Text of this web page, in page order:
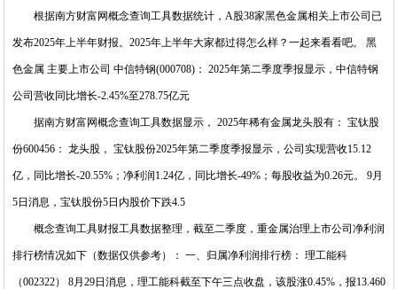
根据南方财富网概念查询工具数据统计，A股38家黑色金属相关上市公司已
发布2025年上半年财报。2025年上半年大家都过得怎么样？一起来看看吧。 黑
色金属 主要上市公司 中信特钢(000708)： 2025年第二季度季报显示，中信特钢
公司营收同比增长-2.45%至278.75亿元
据南方财富网概念查询工具数据显示， 2025年稀有金属龙头股有： 宝钛股
份600456： 龙头股， 宝钛股份2025年第二季度季报显示，公司实现营收15.12
亿，同比增长-20.55%；净利润1.24亿，同比增长-49%；每股收益为0.26元。 9月
5日消息，宝钛股份5日内股价下跌4.5
概念查询工具财报工具数据整理，截至二季度，重金属治理上市公司净利润
排行榜情况如下（数据仅供参考）： 一、归属净利润排行榜： 理工能科
（002322） 8月29日消息，理工能科截至下午三点收盘，该股涨0.45%，报13.460